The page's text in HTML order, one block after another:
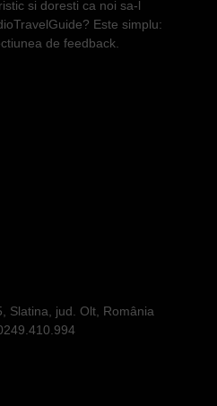
si doresti ca noi sa-l
Este simplu:
de feedback.
Slatina, jud. Olt, România